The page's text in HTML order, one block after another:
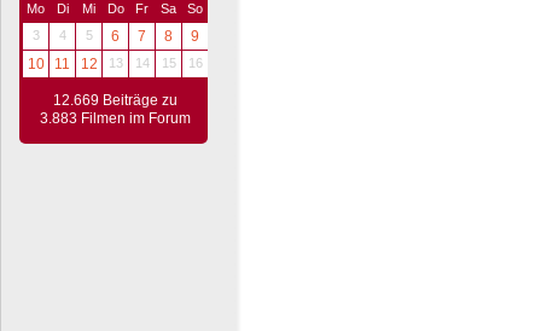
Mo Di Mi Do Fr Sa
So
3
4 5 6 7 8
9
10
11 12 13 14 15 16
12.669 Beiträge zu
3.883 Filmen im Forum